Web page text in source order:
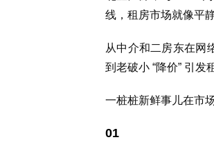
线，租房市场就像平
从中介和二房东在网
到老破小 “降价” 引
一桩桩新鲜事儿在市
01